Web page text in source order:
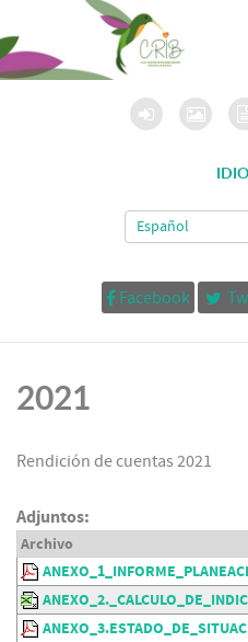
Facebook
2021
Rendición de cuentas 2021
Adjuntos:
Archivo